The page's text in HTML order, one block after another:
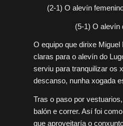
(2-1) O alevín
(5-1) O alevín
O equipo que dirixe
claras para o alevín do
serviu para tranquilizar os
descanso, nunha xogada
Tras o paso por
balón e correr. Así foi
que aproveitaría o